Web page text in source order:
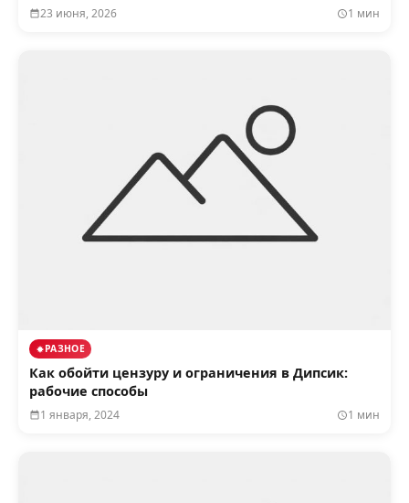
23 июня, 2026 1 мин
РАЗНОЕ
Как обойти цензуру и ограничения в Дипсик:
рабочие способы
1 января, 2024 1 мин